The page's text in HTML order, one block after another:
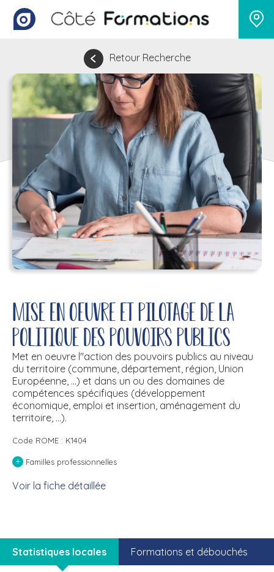
Retour Recherche
Mise en oeuvre et pilotage de la
politique des pouvoirs publics
Met en oeuvre l''action des pouvoirs publics au niveau
du territoire (commune, département, région, Union
Européenne, ...) et dans un ou des domaines de
compétences spécifiques (développement
économique, emploi et insertion, aménagement du
territoire, ...).
Code ROME : K1404
+ Familles professionnelles
Voir la fiche détaillée
Statistiques locales Formations et débouchés